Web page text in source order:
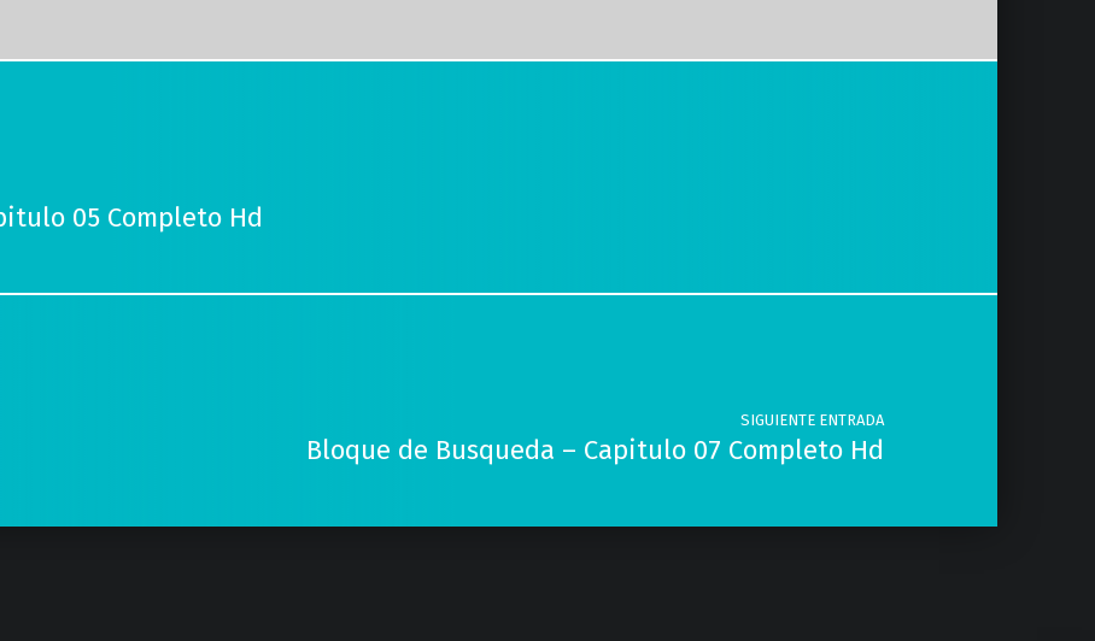
05 Completo Hd
SIGUIENTE ENTRADA
Bloque de Busqueda – Capitulo 07 Completo Hd